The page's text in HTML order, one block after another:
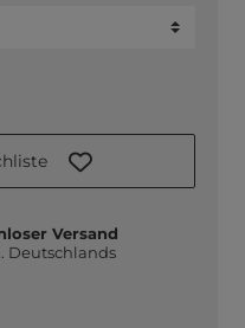
Versand
Deutschlands